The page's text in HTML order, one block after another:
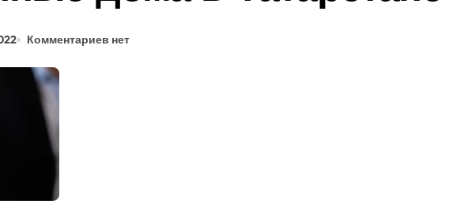
Комментариев нет